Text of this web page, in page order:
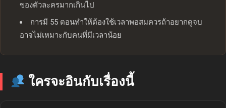
ของตัวละครมากเกินไป
การมี 55 ตอนทำให้ต้องใช้เวลาพอสมควรถ้าอยากดูจบ
อาจไม่เหมาะกับคนที่มีเวลาน้อย
ใครจะอินกับเรื่องนี้